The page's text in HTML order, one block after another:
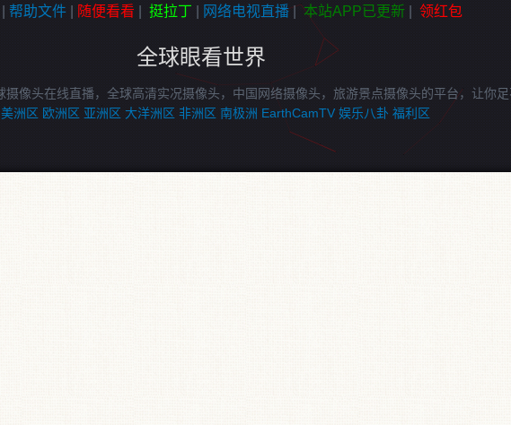
帮助文件| 随便看看 挺拉丁 网络电视直播|本站APP已更新| 领红包
全球眼看世界
像头在线直播，全球高清实况摄像头，中国网络摄像头，旅游景点摄像头的平台，让你足
美洲区 欧洲区 亚洲区 大洋洲区 非洲区 南极洲 EarthCamTV 娱乐八卦 福利区